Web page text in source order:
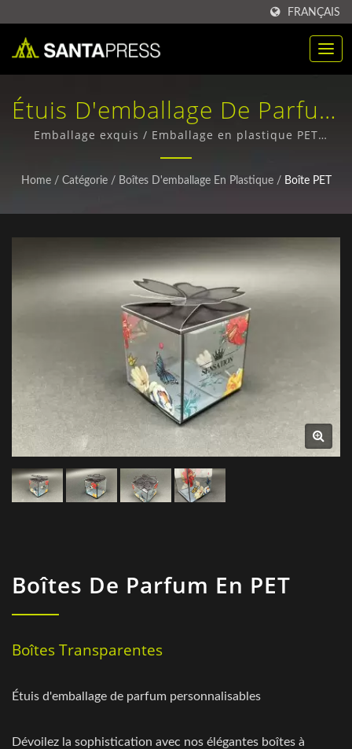
FRANÇAIS
Étuis D'emballage De Parfum
Personnalisables / Boîtes En
Papier Ondulé De Haute
Du Monde Entier | Santa
Press Co., Ltd.
Emballage exquis / Emballage en plastique PET
premium - Options durables et durables
Home / Catégorie / Boîtes D'emballage En Plastique / Boîte PET
Boîtes De Parfum En PET
Boîtes Transparentes
Étuis d'emballage de parfum personnalisables
Dévoilez la sophistication avec nos élégantes boîtes à